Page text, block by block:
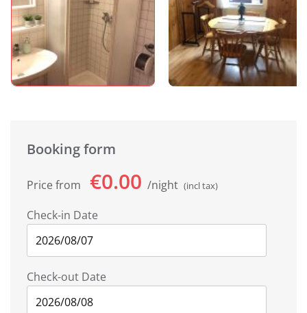
Booking form
Price from €0.00 night (incl tax)
Check-in Date
Check-out Date